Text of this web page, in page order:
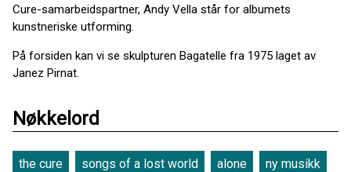
Cure-samarbeidspartner, Andy Vella står for albumets
kunstneriske utforming.
På forsiden kan vi se skulpturen Bagatelle fra 1975 laget av
Janez Pirnat.
Nøkkelord
the cure songs of a lost world alone ny musikk